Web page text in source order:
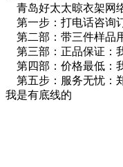
青岛好太太晾衣架网
第一步：打电话咨询
第二部：带三件样品
第三部：正品保证：
第四部：价格最低：
第五步：服务无忧：
我是有底线的